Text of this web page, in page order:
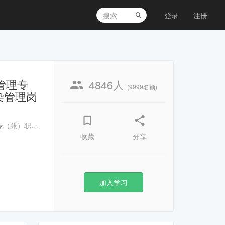
登录 注册
理专
理岗
会议名称：2021年河南省中医医院感染管理专（兼）职人员和重点部门感染管理岗位培训班 会议时间：2021年11月11日-13日
4846人 (9999名额)
收藏 分享
加入学习